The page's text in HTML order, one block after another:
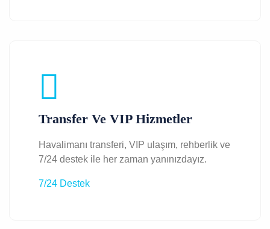
Transfer Ve VIP Hizmetler
Havalimanı transferi, VIP ulaşım, rehberlik ve
7/24 destek ile her zaman yanınızdayız.
7/24 Destek